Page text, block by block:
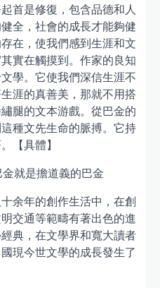
首是修復，包含品德和人
全，社會的成長才能夠健
在，使我們感到生涯和文
實在觸摸到。作家的良知
學。它使我們深信生涯不
涯的真善美，那就不用搭
腿的文本游戲。從巴金的
種文先生命的脈搏。它持
【具體】
就是擔道義的巴金
余年的創作生活中，在創
交通等範疇有著出色的進
典，在文學界和寬大讀者
現今世文學的成長發生了